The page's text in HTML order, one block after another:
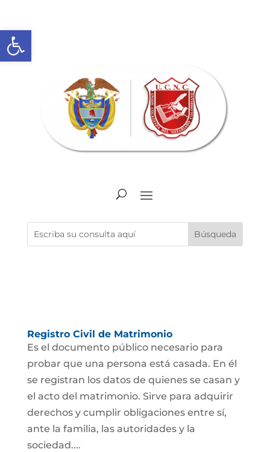
Abrir barra de herramientas
Registro Civil de Matrimonio
Es el documento público necesario para
probar que una persona está casada. En él
se registran los datos de quienes se casan y
el acto del matrimonio. Sirve para adquirir
derechos y cumplir obligaciones entre sí,
ante la familia, las autoridades y la
sociedad....